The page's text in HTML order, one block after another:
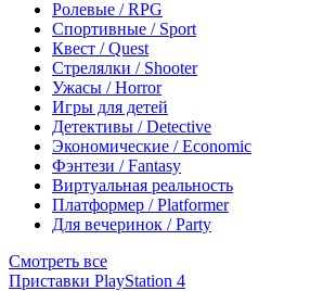
Ролевые / RPG
Спортивные / Sport
Квест / Quest
Стрелялки / Shooter
Ужасы / Horror
Игры для детей
Детективы / Detective
Экономические / Economic
Фэнтези / Fantasy
Виртуальная реальность
Платформер / Platformer
Для вечеринок / Party
Смотреть все
Приставки PlayStation 4